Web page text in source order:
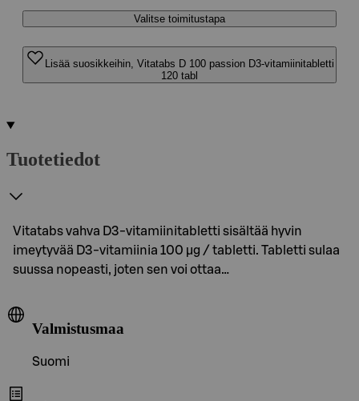
Valitse toimitustapa
Lisää suosikkeihin, Vitatabs D 100 passion D3-vitamiinitabletti
120 tabl
Tuotetiedot
Vitatabs vahva D3-vitamiinitabletti sisältää hyvin
imeytyvää D3-vitamiinia 100 µg / tabletti. Tabletti sulaa
suussa nopeasti, joten sen voi ottaa…
Valmistusmaa
Suomi